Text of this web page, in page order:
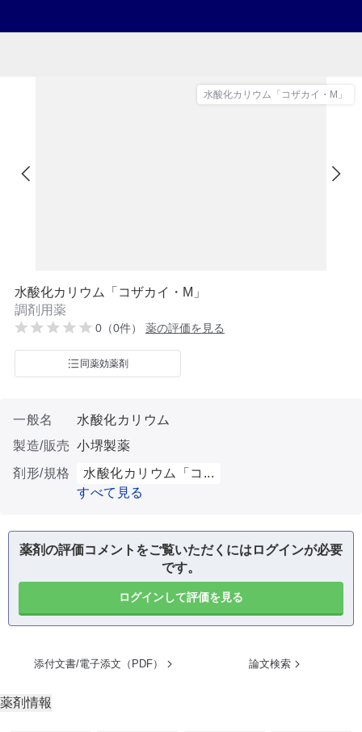
水酸化カリウム「コザカイ・M」
水酸化カリウム「コザカイ・M」
調剤用薬
0（0件） 薬の評価を見る
同薬効薬剤
一般名
水酸化カリウム
製造/販売 小堺製薬
剤形/規格
水酸化カリウム「コ...
すべて見る
薬剤の評価コメントをご覧いただくにはログインが必要
です。
ログインして評価を見る
添付文書/電子添文（PDF） 論文検索
薬剤情報